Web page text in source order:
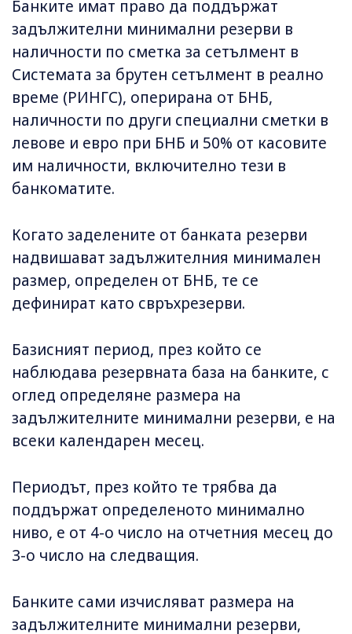
Банките имат право да поддържат
задължителни минимални резерви в
наличности по сметка за сетълмент в
Системата за брутен сетълмент в реално
време (РИНГС), оперирана от БНБ,
наличности по други специални сметки в
левове и евро при БНБ и 50% от касовите
им наличности, включително тези в
банкоматите.
Когато заделените от банката резерви
надвишават задължителния минимален
размер, определен от БНБ, те се
дефинират като свръхрезерви.
Базисният период, през който се
наблюдава резервната база на банките, с
оглед определяне размера на
задължителните минимални резерви, е на
всеки календарен месец.
Периодът, през който те трябва да
поддържат определеното минимално
ниво, е от 4-о число на отчетния месец до
3-о число на следващия.
Банките сами изчисляват размера на
задължителните минимални резерви,